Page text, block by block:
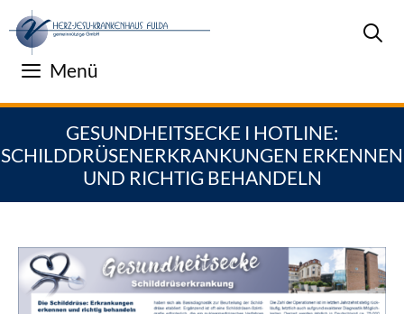
Inhalt
springen
Menü
GESUNDHEITSECKE I HOTLINE:
SCHILDDRÜSENERKRANKUNGEN ERKENNEN
UND RICHTIG BEHANDELN